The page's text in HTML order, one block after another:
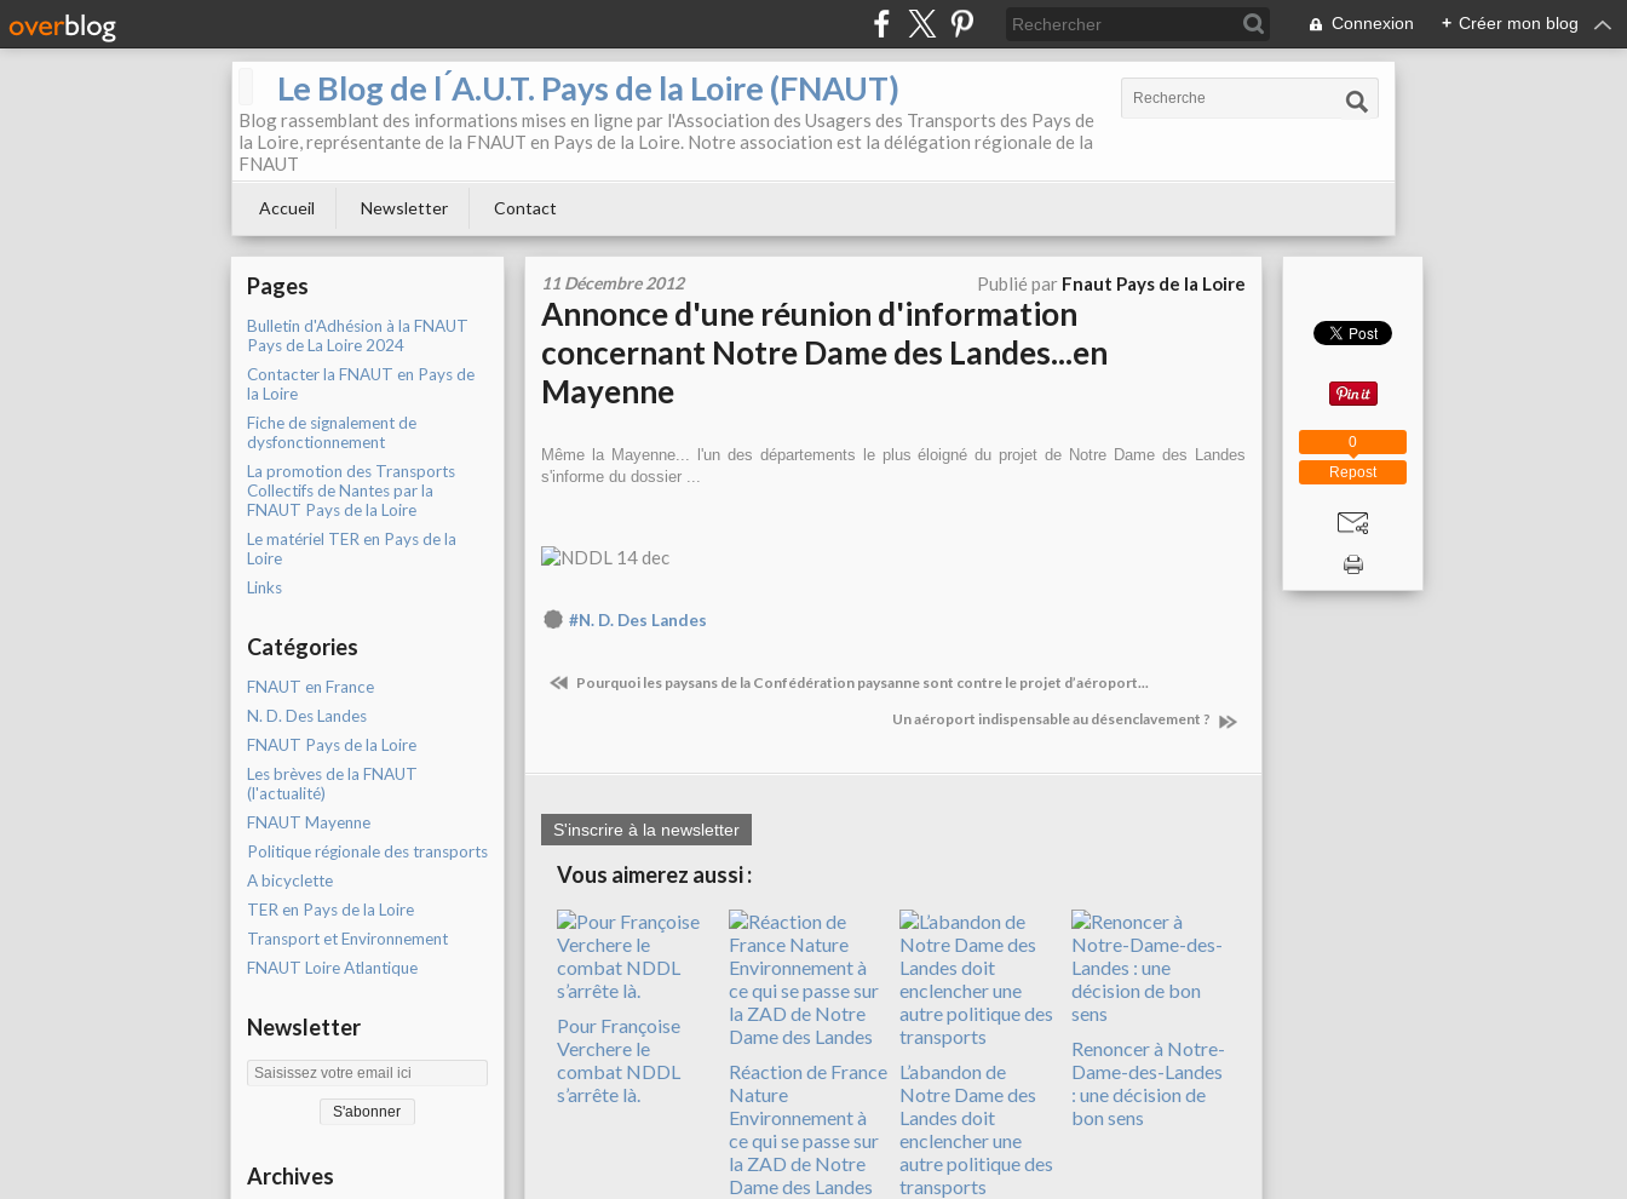
Connexion + Créer mon blog
Le Blog de l ́A.U.T. Pays de la Loire (FNAUT)
Blog rassemblant des informations mises en ligne par l'Association des Usagers des Transports des Pays de
la Loire, représentante de la FNAUT en Pays de la Loire. Notre association est la délégation régionale de la
FNAUT
Accueil Newsletter Contact
Pages
Bulletin d'Adhésion à la FNAUT
Pays de La Loire 2024
Contacter la FNAUT en Pays de
la Loire
Fiche de signalement de
dysfonctionnement
La promotion des Transports
Collectifs de Nantes par la
FNAUT Pays de la Loire
Le matériel TER en Pays de la
Loire
Links
Catégories
FNAUT en France
N. D. Des Landes
FNAUT Pays de la Loire
Les brèves de la FNAUT
(l'actualité)
FNAUT Mayenne
Politique régionale des transports
A bicyclette
TER en Pays de la Loire
Transport et Environnement
FNAUT Loire Atlantique
Newsletter
Archives
11 Décembre 2012 Publié par Fnaut Pays de la Loire
Annonce d'une réunion d'information
concernant Notre Dame des Landes...en
Mayenne
Même la Mayenne... l'un des départements le plus éloigné du projet de Notre Dame des Landes
s'informe du dossier ...
#N. D. Des Landes
Pourquoi les paysans de la Confédération paysanne sont contre le projet d’aéroport...
Un aéroport indispensable au désenclavement ?
S'inscrire à la newsletter
Vous aimerez aussi :
Pour Françoise
Verchere le
combat NDDL
s’arrête là.
Réaction de France
Nature
Environnement à
ce qui se passe sur
la ZAD de Notre
Dame des Landes
L’abandon de
Notre Dame des
Landes doit
enclencher une
autre politique des
transports
Renoncer à Notre-
Dame-des-Landes
: une décision de
bon sens
Repost
0